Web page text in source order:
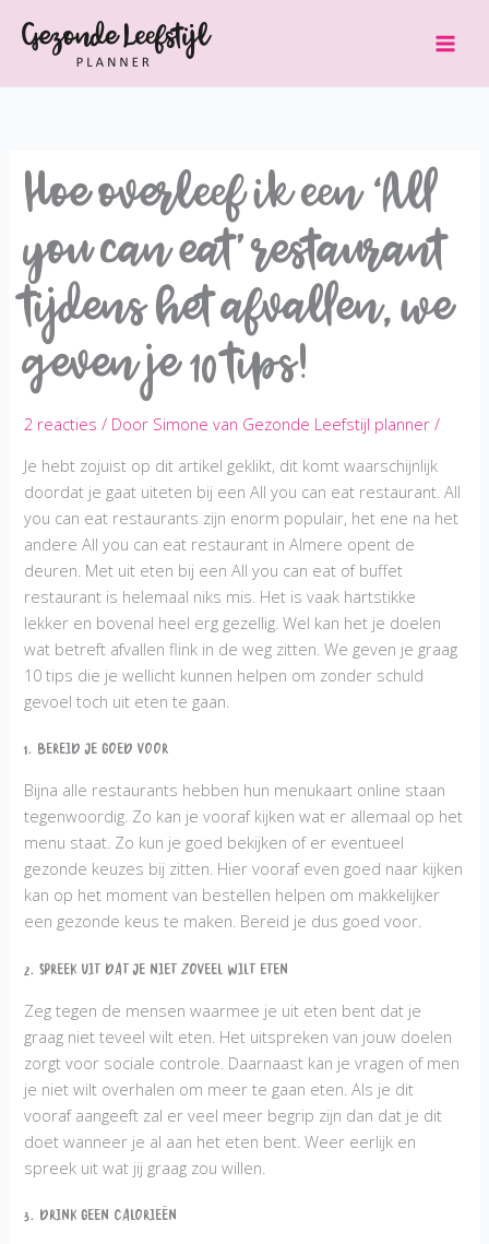
naar
inhoud
Hoe overleef ik een ‘All
you can eat’ restaurant
tijdens het afvallen, we
geven je 10 tips!
2 reacties / Door Simone van Gezonde Leefstijl planner/
Je hebt zojuist op dit artikel geklikt, dit komt waarschijnlijk
doordat je gaat uiteten bij een All you can eat restaurant. All
you can eat restaurants zijn enorm populair, het ene na het
andere All you can eat restaurant in Almere opent de
deuren. Met uit eten bij een All you can eat of buffet
restaurant is helemaal niks mis. Het is vaak hartstikke
lekker en bovenal heel erg gezellig. Wel kan het je doelen
wat betreft afvallen flink in de weg zitten. We geven je graag
10 tips die je wellicht kunnen helpen om zonder schuld
gevoel toch uit eten te gaan.
1. Bereid je goed voor
Bijna alle restaurants hebben hun menukaart online staan
tegenwoordig. Zo kan je vooraf kijken wat er allemaal op het
menu staat. Zo kun je goed bekijken of er eventueel
gezonde keuzes bij zitten. Hier vooraf even goed naar kijken
kan op het moment van bestellen helpen om makkelijker
een gezonde keus te maken. Bereid je dus goed voor.
2. Spreek uit dat je niet zoveel wilt eten
Zeg tegen de mensen waarmee je uit eten bent dat je
graag niet teveel wilt eten. Het uitspreken van jouw doelen
zorgt voor sociale controle. Daarnaast kan je vragen of men
je niet wilt overhalen om meer te gaan eten. Als je dit
vooraf aangeeft zal er veel meer begrip zijn dan dat je dit
doet wanneer je al aan het eten bent. Weer eerlijk en
spreek uit wat jij graag zou willen.
3. Drink geen calorieën